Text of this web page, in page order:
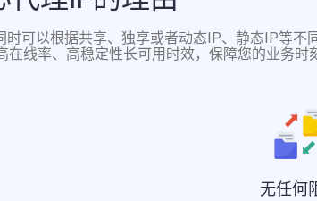
可以根据共享、独享或者动态IP、静态IP等不
线率、高稳定性长可用时效，保障您的业务时
无任何